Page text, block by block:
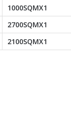
1000SQMX1
2700SQMX1
2100SQMX1